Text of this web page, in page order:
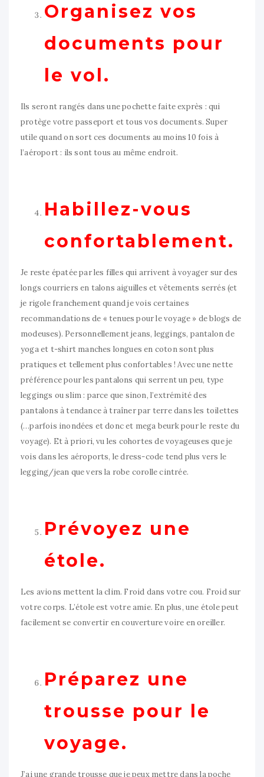
Organisez vos
documents pour
le vol.
Ils seront rangés dans une pochette faite exprès : qui
protège votre passeport et tous vos documents. Super
utile quand on sort ces documents au moins 10 fois à
l’aéroport : ils sont tous au même endroit.
Habillez-vous
confortablement.
Je reste épatée par les filles qui arrivent à voyager sur des
longs courriers en talons aiguilles et vêtements serrés (et
je rigole franchement quand je vois certaines
recommandations de « tenues pour le voyage » de blogs de
modeuses). Personnellement jeans, leggings, pantalon de
yoga et t-shirt manches longues en coton sont plus
pratiques et tellement plus confortables ! Avec une nette
préférence pour les pantalons qui serrent un peu, type
leggings ou slim : parce que sinon, l’extrémité des
pantalons à tendance à traîner par terre dans les toilettes
(…parfois inondées et donc et mega beurk pour le reste du
voyage). Et à priori, vu les cohortes de voyageuses que je
vois dans les aéroports, le dress-code tend plus vers le
legging/jean que vers la robe corolle cintrée.
Prévoyez une
étole.
Les avions mettent la clim. Froid dans votre cou. Froid sur
votre corps. L’étole est votre amie. En plus, une étole peut
facilement se convertir en couverture voire en oreiller.
Préparez une
trousse pour le
voyage.
J’ai une grande trousse que je peux mettre dans la poche